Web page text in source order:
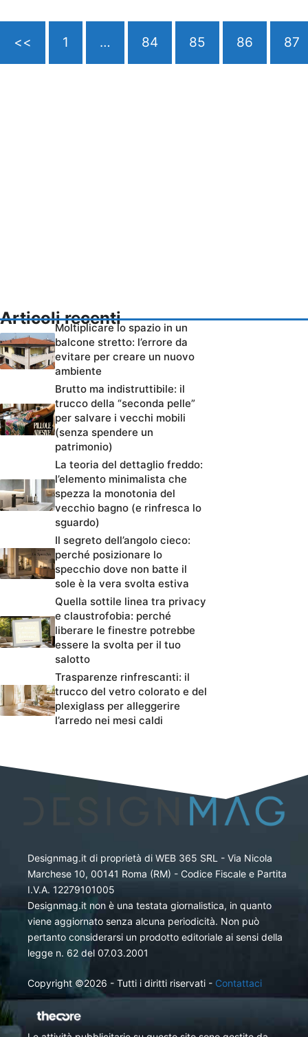
<< 1 … 84 85 86 87
Articoli recenti
Moltiplicare lo spazio in un
balcone stretto: l’errore da
evitare per creare un nuovo
ambiente
Brutto ma indistruttibile: il
trucco della “seconda pelle”
per salvare i vecchi mobili
(senza spendere un
patrimonio)
La teoria del dettaglio freddo:
l’elemento minimalista che
spezza la monotonia del
vecchio bagno (e rinfresca lo
sguardo)
Il segreto dell’angolo cieco:
perché posizionare lo
specchio dove non batte il
sole è la vera svolta estiva
Quella sottile linea tra privacy
e claustrofobia: perché
liberare le finestre potrebbe
essere la svolta per il tuo
salotto
Trasparenze rinfrescanti: il
trucco del vetro colorato e del
plexiglass per alleggerire
l’arredo nei mesi caldi
Designmag.it di proprietà di WEB 365 SRL - Via Nicola
Marchese 10, 00141 Roma (RM) - Codice Fiscale e Partita
I.V.A. 12279101005
Designmag.it non è una testata giornalistica, in quanto
viene aggiornato senza alcuna periodicità. Non può
pertanto considerarsi un prodotto editoriale ai sensi della
legge n. 62 del 07.03.2001
Copyright ©2026 - Tutti i diritti riservati - Contattaci